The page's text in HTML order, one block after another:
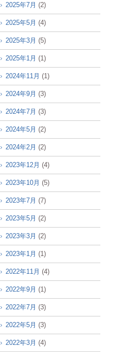
2025年7月 (2)
2025年5月 (4)
2025年3月 (5)
2025年1月 (1)
2024年11月 (1)
2024年9月 (3)
2024年7月 (3)
2024年5月 (2)
2024年2月 (2)
2023年12月 (4)
2023年10月 (5)
2023年7月 (7)
2023年5月 (2)
2023年3月 (2)
2023年1月 (1)
2022年11月 (4)
2022年9月 (1)
2022年7月 (3)
2022年5月 (3)
2022年3月 (4)